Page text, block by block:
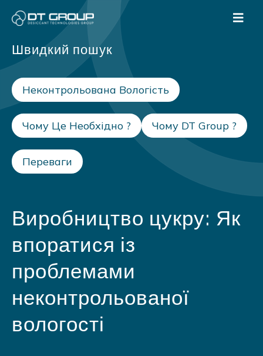
Швидкий пошук
Неконтрольована Вологість
Чому Це Необхідно ? Чому DT Group ?
Переваги
Виробництво цукру: Як
впоратися із
проблемами
неконтрольованої
вологості